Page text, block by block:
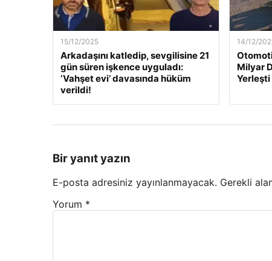
15/12/2025
Arkadaşını katledip, sevgilisine 21
gün süren işkence uyguladı:
‘Vahşet evi’ davasında hüküm
verildi!
14/12/
Milyar
Yerleşti
Bir yanıt yazın
E-posta adresiniz yayınlanmayacak. Gerekli
Yorum *